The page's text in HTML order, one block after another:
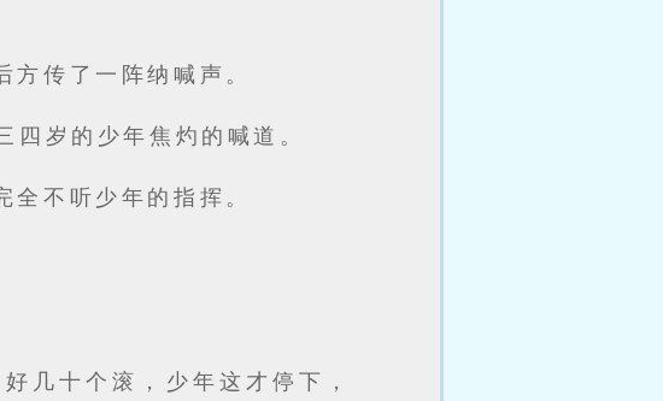
传了一阵纳喊声。
四岁的少年焦灼的喊道。
不听少年的指挥。
几十个滚，少年这才停下，